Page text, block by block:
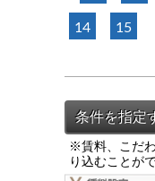
14 15
※賃料、こだ
り込むことが